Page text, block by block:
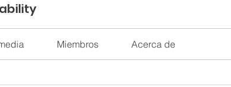
Miembros Acerca de